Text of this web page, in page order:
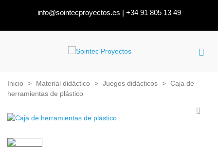
info@sointecproyectos.es | +34 91 805 13 49
Inicio > Material didáctico > Juegos didácticos > Caja de
herramientas de plástico